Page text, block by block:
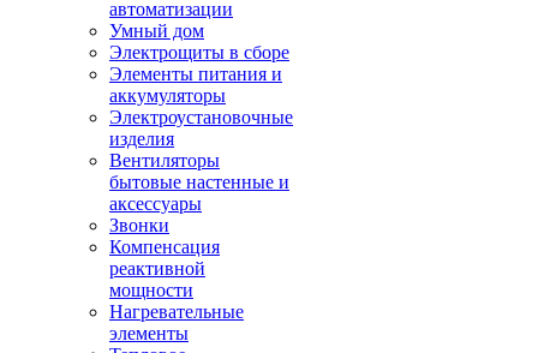
автоматизации
Умный дом
Электрощиты в сборе
Элементы питания и
аккумуляторы
Электроустановочные
изделия
Вентиляторы
бытовые настенные и
аксессуары
Звонки
Компенсация
реактивной
мощности
Нагревательные
элементы